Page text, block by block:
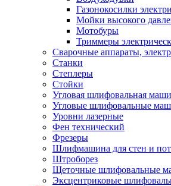
Газонокосилки
Мойки высокого
Мотобуры
Триммеры
Сварочные аппараты,
Станки
Степлеры
Стойки
Угловая шлифовальная
Угловые шлифовальные
Уровни лазерные
Фен технический
Фрезеры
Шлифмашина для стен и
Штроборез
Щеточные шлифовальные
Эксцентриковые